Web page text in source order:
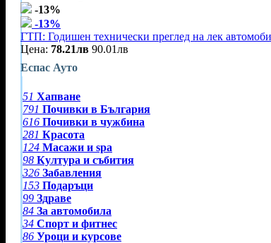
-13%
-13%
ГТП: Годишен технически преглед на лек
Цена: 78.21лв 90.01лв
Еспас Ауто
51 Хапване
791 Почивки в България
616 Почивки в чужбина
281 Красота
124 Масажи и spa
98 Култура и събития
326 Забавления
153 Подаръци
99 Здраве
84 За автомобила
34 Спорт и фитнес
86 Уроци и курсове